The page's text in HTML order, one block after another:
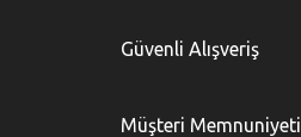
Güvenli Alışveriş
Müşteri Memnuniyeti